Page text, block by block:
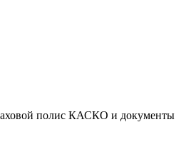
полис КАСКО и документы